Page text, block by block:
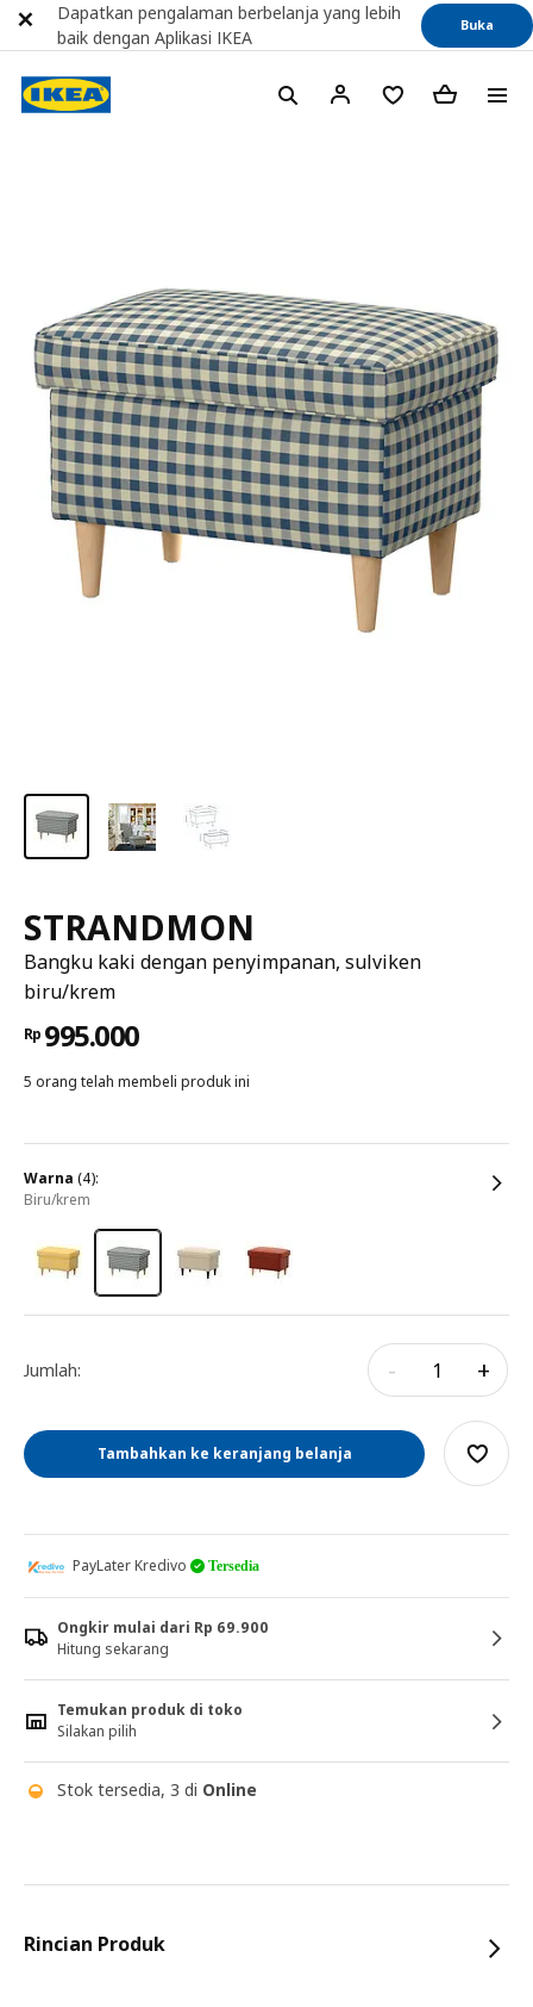
STRANDMON
Bangku kaki dengan penyimpanan, sulviken
biru/krem
Rp 995.000
5 orang telah membeli produk ini
warna (4):
biru/krem
Jumlah: - +
Tambahkan ke keranjang belanja
PayLater Kredivo Tersedia
Ongkir mulai dari Rp 69.900
Hitung sekarang
Temukan produk di toko
Silakan pilih
Stok tersedia, 3 di Online
Rincian Produk
Dapatkan pengalaman berbelanja yang lebih
baik dengan Aplikasi IKEA
Buka